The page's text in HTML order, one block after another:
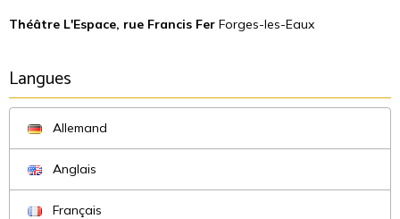
Théâtre L'Espace, rue Francis Fer Forges-les-Eaux
Langues
Allemand
Anglais
Français